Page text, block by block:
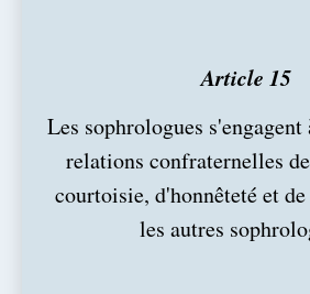
Article 15
Les sophrologues
relations confraternelles
courtoisie, d'honnêteté et
les autres